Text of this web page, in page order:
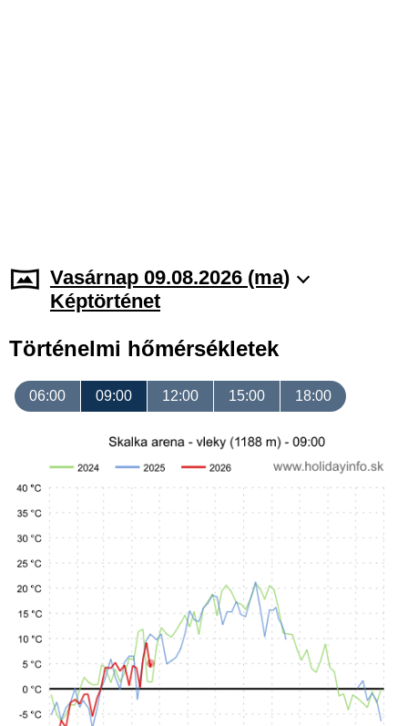
Vasárnap 09.08.2026 (ma)
Képtörténet
Történelmi hőmérsékletek
06:00 09:00 12:00 15:00 18:00